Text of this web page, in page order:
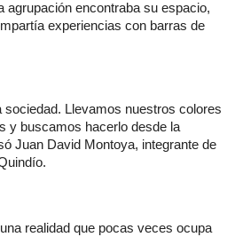
agrupación encontraba su espacio,
experiencias con barras de
sociedad. Llevamos nuestros colores
y buscamos hacerlo desde la
Juan David Montoya, integrante de
realidad que pocas veces ocupa